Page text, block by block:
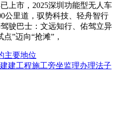
上市，2025深圳功能型无人车
公里道，驭势科技、轻舟智行
驶巴士：文远知行、佑驾立异
”迈向“抢滩”，
主要地位
建工程施工旁坐监理办理法子